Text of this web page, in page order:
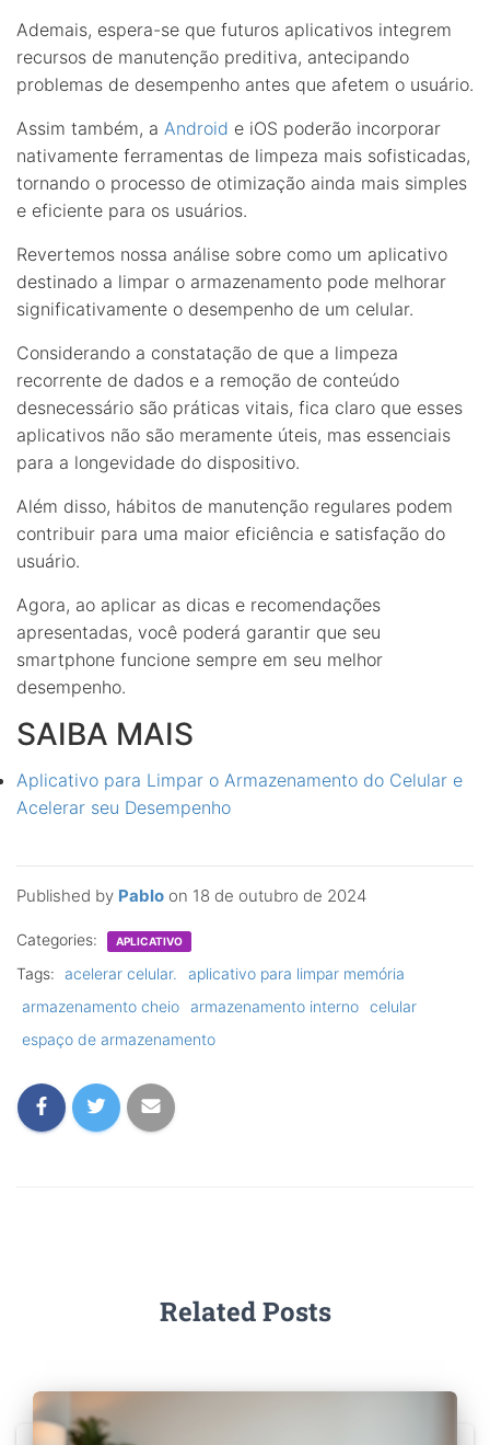
Published by Pablo on 18 de outubro de 2024
Ademais, espera-se que futuros aplicativos integrem
recursos de manutenção preditiva, antecipando
problemas de desempenho antes que afetem o usuário.
Assim também, a Android e iOS poderão incorporar
nativamente ferramentas de limpeza mais sofisticadas,
tornando o processo de otimização ainda mais simples
e eficiente para os usuários.
Revertemos nossa análise sobre como um aplicativo
destinado a limpar o armazenamento pode melhorar
significativamente o desempenho de um celular.
Considerando a constatação de que a limpeza
recorrente de dados e a remoção de conteúdo
desnecessário são práticas vitais, fica claro que esses
aplicativos não são meramente úteis, mas essenciais
para a longevidade do dispositivo.
Além disso, hábitos de manutenção regulares podem
contribuir para uma maior eficiência e satisfação do
usuário.
Agora, ao aplicar as dicas e recomendações
apresentadas, você poderá garantir que seu
smartphone funcione sempre em seu melhor
desempenho.
SAIBA MAIS
Aplicativo para Limpar o Armazenamento do Celular e
Acelerar seu Desempenho
Categories: APLICATIVO
Tags: acelerar celular.
aplicativo para limpar memória
armazenamento cheio armazenamento interno celular
espaço de armazenamento
Related Posts